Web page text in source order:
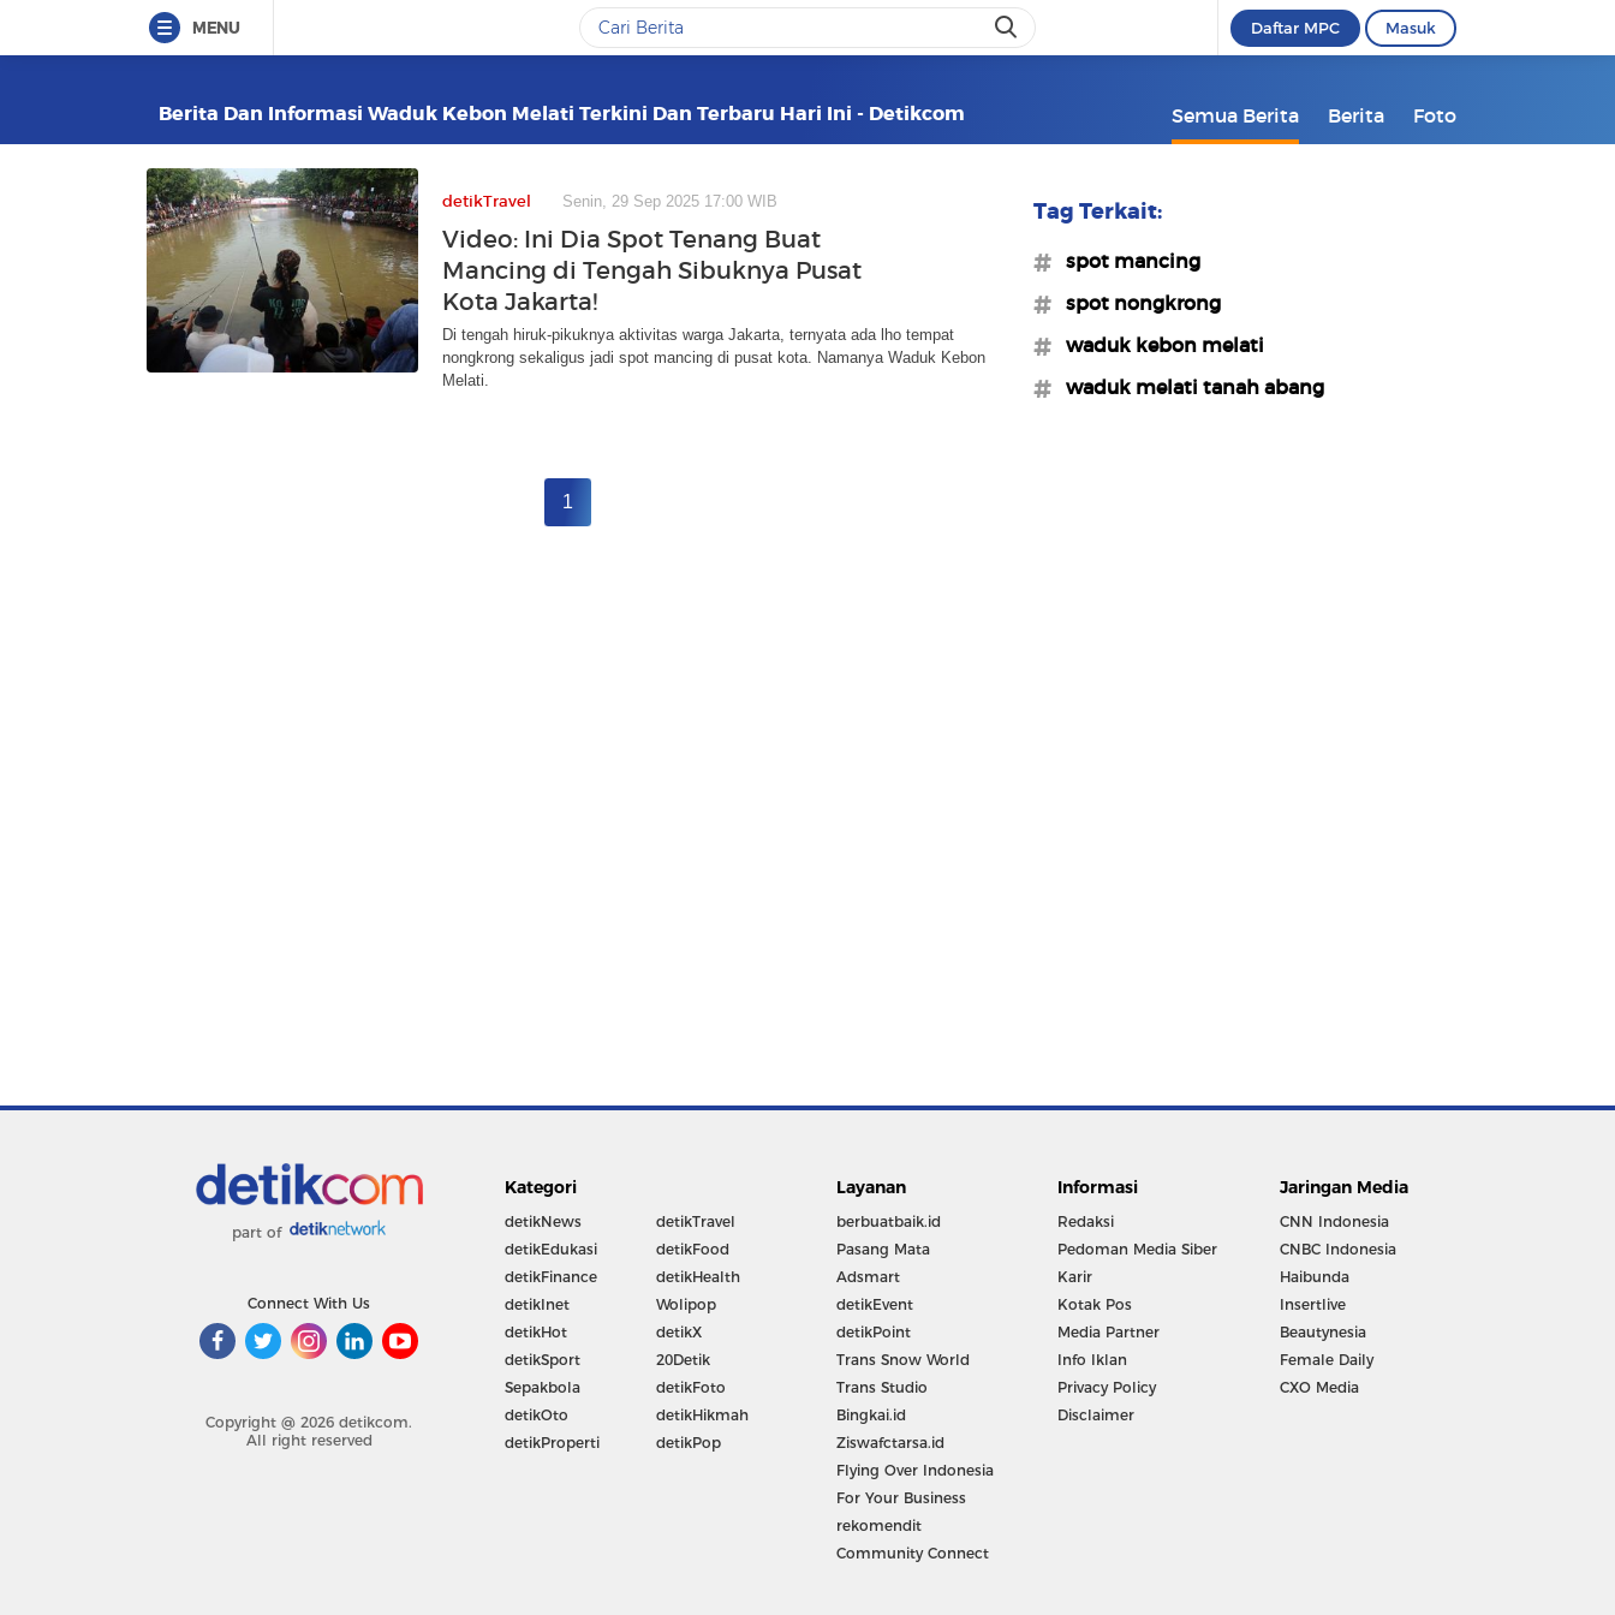
MENU Daftar MPC Masuk
Berita Dan Informasi Waduk Kebon Melati Terkini Dan Terbaru Hari Ini - Detikcom Semua Berita Berita Foto
detikTravel Senin, 29 Sep 2025 17:00 WIB
Video: Ini Dia Spot Tenang Buat
Mancing di Tengah Sibuknya Pusat
Kota Jakarta!
Di tengah hiruk-pikuknya aktivitas warga Jakarta, ternyata ada lho tempat
nongkrong sekaligus jadi spot mancing di pusat kota. Namanya Waduk Kebon
Melati.
1
Tag Terkait:
#spot mancing
#spot nongkrong
#waduk kebon melati
#waduk melati tanah abang
part of
Connect With Us
Copyright @ 2026 detikcom.
All right reserved
Kategori
detikNews
detikEdukasi
detikFinance
detikInet
detikHot
detikSport
Sepakbola
detikOto
detikProperti
detikTravel
detikFood
detikHealth
Wolipop
detikX
20Detik
detikFoto
detikHikmah
detikPop
Layanan
berbuatbaik.id
Pasang Mata
Adsmart
detikEvent
detikPoint
Trans Snow World
Trans Studio
Bingkai.id
Ziswafctarsa.id
Flying Over Indonesia
For Your Business
rekomendit
Community Connect
Informasi
Redaksi
Pedoman Media Siber
Karir
Kotak Pos
Media Partner
Info Iklan
Privacy Policy
Disclaimer
Jaringan Media
CNN Indonesia
CNBC Indonesia
Haibunda
Insertlive
Beautynesia
Female Daily
CXO Media